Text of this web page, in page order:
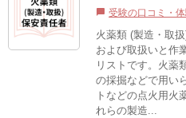
chat_bubble 受験の口コミ・
火薬類 (製造・取
および取扱いと作
リストです。火薬
の採掘などで用い
トなどの点火用火
れらの製造...